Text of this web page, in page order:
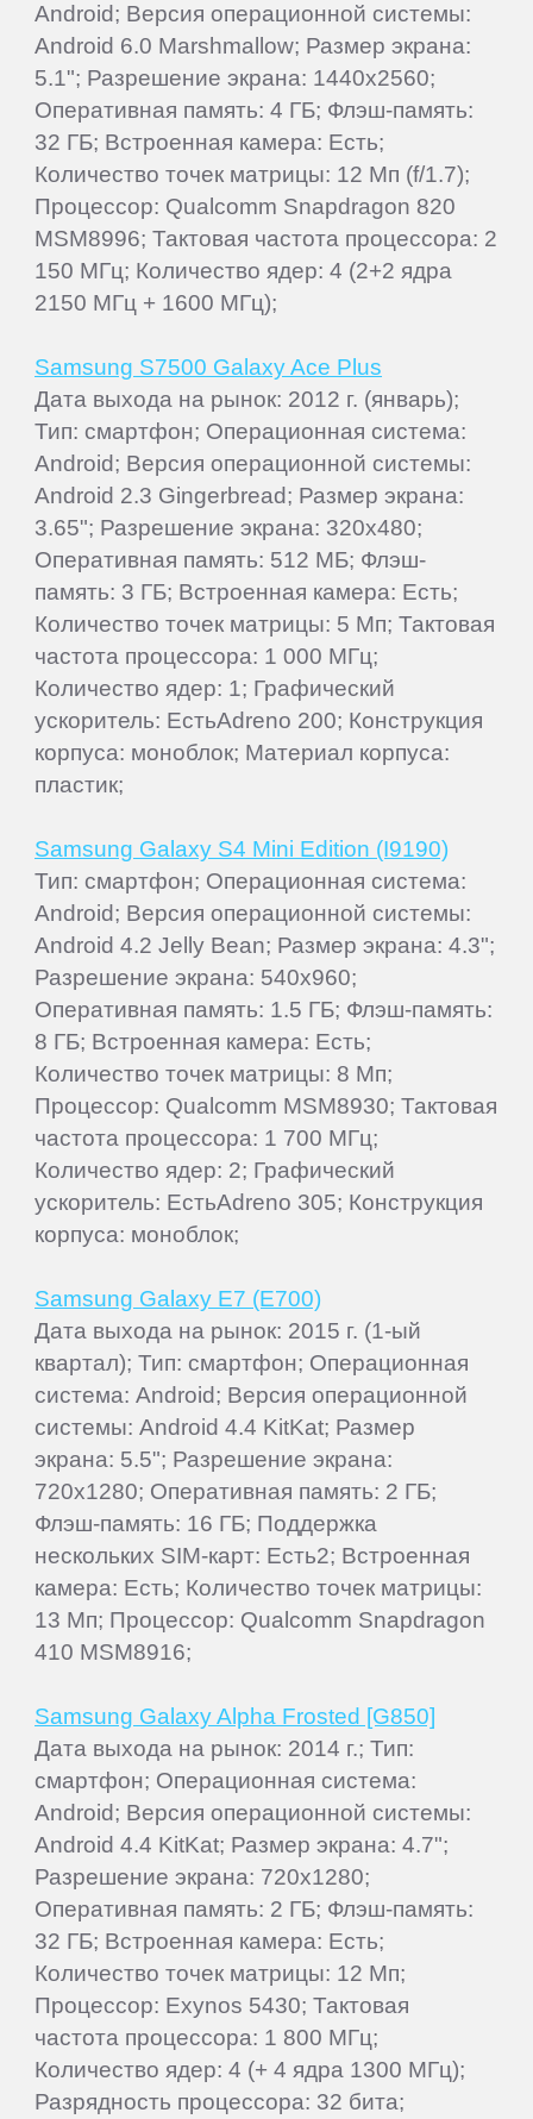
Android; Версия операционной системы:
Android 6.0 Marshmallow; Размер экрана:
5.1"; Разрешение экрана: 1440x2560;
Оперативная память: 4 ГБ; Флэш-память:
32 ГБ; Встроенная камера: Есть;
Количество точек матрицы: 12 Мп (f/1.7);
Процессор: Qualcomm Snapdragon 820
MSM8996; Тактовая частота процессора: 2
150 МГц; Количество ядер: 4 (2+2 ядра
2150 МГц + 1600 МГц);
Samsung S7500 Galaxy Ace Plus
Дата выхода на рынок: 2012 г. (январь);
Тип: смартфон; Операционная система:
Android; Версия операционной системы:
Android 2.3 Gingerbread; Размер экрана:
3.65"; Разрешение экрана: 320x480;
Оперативная память: 512 МБ; Флэш-
память: 3 ГБ; Встроенная камера: Есть;
Количество точек матрицы: 5 Мп; Тактовая
частота процессора: 1 000 МГц;
Количество ядер: 1; Графический
ускоритель: ЕстьAdreno 200; Конструкция
корпуса: моноблок; Материал корпуса:
пластик;
Samsung Galaxy S4 Mini Edition (I9190)
Тип: смартфон; Операционная система:
Android; Версия операционной системы:
Android 4.2 Jelly Bean; Размер экрана: 4.3";
Разрешение экрана: 540x960;
Оперативная память: 1.5 ГБ; Флэш-память:
8 ГБ; Встроенная камера: Есть;
Количество точек матрицы: 8 Мп;
Процессор: Qualcomm MSM8930; Тактовая
частота процессора: 1 700 МГц;
Количество ядер: 2; Графический
ускоритель: ЕстьAdreno 305; Конструкция
корпуса: моноблок;
Samsung Galaxy E7 (E700)
Дата выхода на рынок: 2015 г. (1-ый
квартал); Тип: смартфон; Операционная
система: Android; Версия операционной
системы: Android 4.4 KitKat; Размер
экрана: 5.5"; Разрешение экрана:
720x1280; Оперативная память: 2 ГБ;
Флэш-память: 16 ГБ; Поддержка
нескольких SIM-карт: Есть2; Встроенная
камера: Есть; Количество точек матрицы:
13 Мп; Процессор: Qualcomm Snapdragon
410 MSM8916;
Samsung Galaxy Alpha Frosted [G850]
Дата выхода на рынок: 2014 г.; Тип:
смартфон; Операционная система:
Android; Версия операционной системы:
Android 4.4 KitKat; Размер экрана: 4.7";
Разрешение экрана: 720x1280;
Оперативная память: 2 ГБ; Флэш-память:
32 ГБ; Встроенная камера: Есть;
Количество точек матрицы: 12 Мп;
Процессор: Exynos 5430; Тактовая
частота процессора: 1 800 МГц;
Количество ядер: 4 (+ 4 ядра 1300 МГц);
Разрядность процессора: 32 бита;